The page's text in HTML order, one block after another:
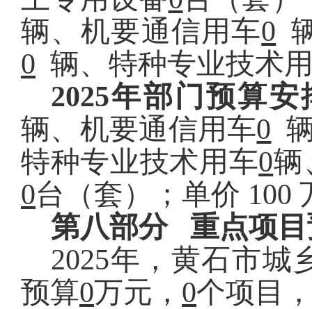
辆、机要通信用车0
0 辆、特种专业技术
2025年部门预算安
辆、机要通信用车0
特种专业技术用车0辆
0台 （套）； 单价 100
第八部分 重点项目
2025年，黄石市城
预算0万元， 0个项目